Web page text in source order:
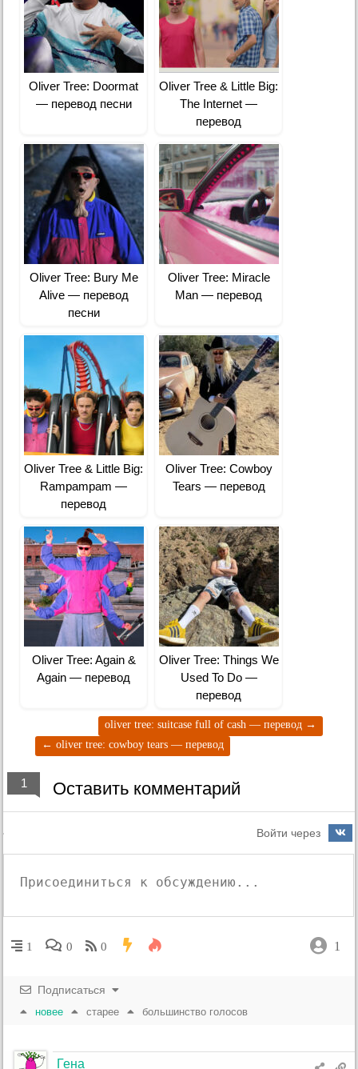
Oliver Tree: Doormat
— перевод песни
Oliver Tree & Little Big:
The Internet —
перевод
Oliver Tree: Bury Me
Alive — перевод
песни
Oliver Tree: Miracle
Man — перевод
Oliver Tree & Little Big:
Rampampam —
перевод
Oliver Tree: Cowboy
Tears — перевод
Oliver Tree: Again &
Again — перевод
Oliver Tree: Things We
Used To Do —
перевод
oliver tree: suitcase full of cash — перевод →
← oliver tree: cowboy tears — перевод
1 Оставить комментарий
Войти через
1 0 0 1
Подписаться
новее старее большинство голосов
Гена